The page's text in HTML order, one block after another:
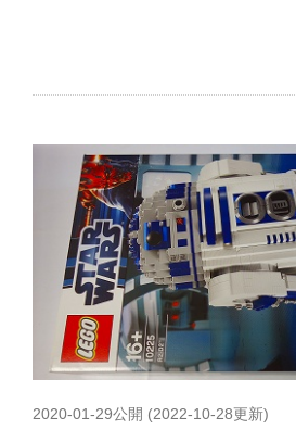
2020-01-29公開 (2022-10-28更新)